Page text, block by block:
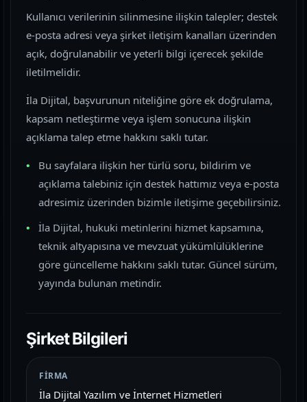
Kullanıcı verilerinin silinmesine ilişkin talepler; destek
e-posta adresi veya şirket iletişim kanalları üzerinden
açık, doğrulanabilir ve yeterli bilgi içerecek şekilde
iletilmelidir.
İla Dijital, başvurunun niteliğine göre ek doğrulama,
kapsam netleştirme veya işlem sonucuna ilişkin
açıklama talep etme hakkını saklı tutar.
Bu sayfalara ilişkin her türlü soru, bildirim ve
açıklama talebiniz için destek hattımız veya e-posta
adresimiz üzerinden bizimle iletişime geçebilirsiniz.
İla Dijital, hukuki metinlerini hizmet kapsamına,
teknik altyapısına ve mevzuat yükümlülüklerine
göre güncelleme hakkını saklı tutar. Güncel sürüm,
yayında bulunan metindir.
Şirket Bilgileri
FIRMA
İla Dijital Yazılım ve İnternet Hizmetleri